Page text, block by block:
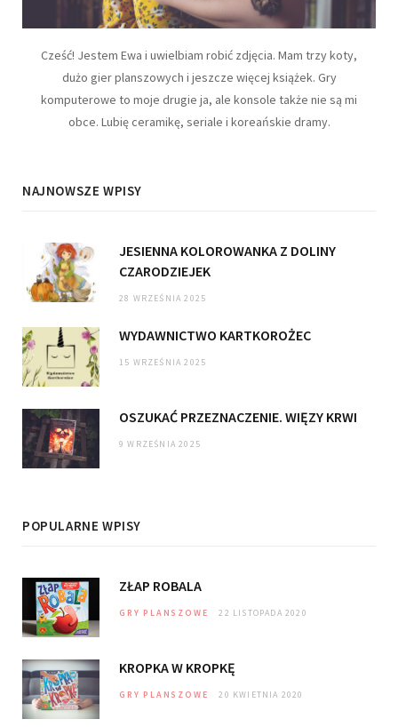
Cześć! Jestem Ewa i uwielbiam robić zdjęcia. Mam trzy koty,
dużo gier planszowych i jeszcze więcej książek. Gry
komputerowe to moje drugie ja, ale konsole także nie są mi
obce. Lubię ceramikę, seriale i koreańskie dramy.
NAJNOWSZE WPISY
JESIENNA KOLOROWANKA Z DOLINY
CZARODZIEJEK
28 WRZEŚNIA 2025
WYDAWNICTWO KARTKOROŻEC
15 WRZEŚNIA 2025
OSZUKAĆ PRZEZNACZENIE. WIĘZY KRWI
9 WRZEŚNIA 2025
POPULARNE WPISY
ZŁAP ROBALA
GRY PLANSZOWE 22 LISTOPADA 2020
KROPKA W KROPKĘ
GRY PLANSZOWE 20 KWIETNIA 2020